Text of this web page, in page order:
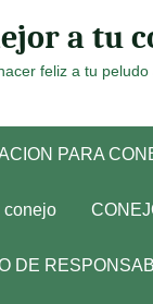
a tu
feliz a tu peludo
PARA
conejo
DE